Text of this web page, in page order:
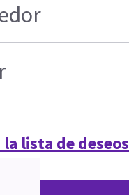
lista de deseos